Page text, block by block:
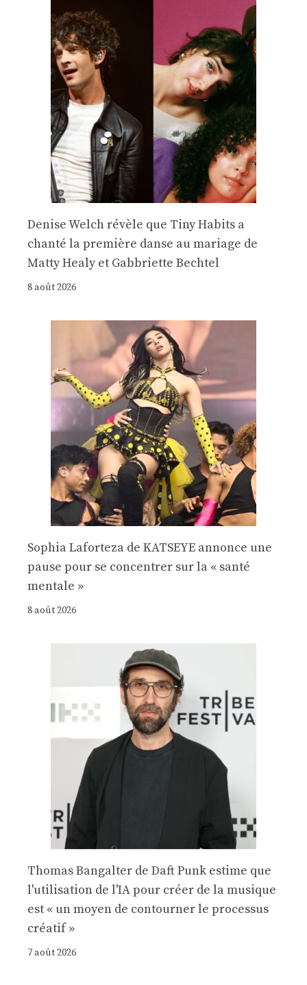
Denise Welch révèle que Tiny Habits a
chanté la première danse au mariage de
Matty Healy et Gabbriette Bechtel
8 août 2026
Sophia Laforteza de KATSEYE annonce une
pause pour se concentrer sur la « santé
mentale »
8 août 2026
Thomas Bangalter de Daft Punk estime que
l'utilisation de l'IA pour créer de la musique
est « un moyen de contourner le processus
créatif »
7 août 2026